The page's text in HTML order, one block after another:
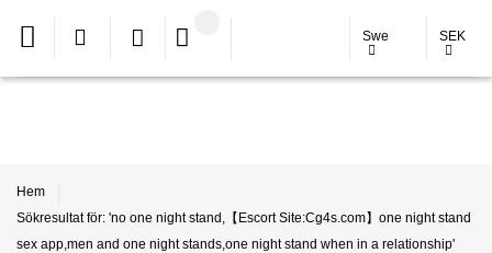
Swe SEK
Hem
Sökresultat för: 'no one night stand,【Escort Site:Cg4s.com】one night stand
sex app,men and one night stands,one night stand when in a relationship'